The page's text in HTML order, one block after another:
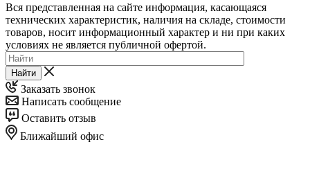
Вся представленная на сайте информация, касающаяся
технических характеристик, наличия на складе, стоимости
товаров, носит информационный характер и ни при каких
условиях не является публичной офертой.
Найти
Заказать звонок
Написать сообщение
Оставить отзыв
Ближайший офис